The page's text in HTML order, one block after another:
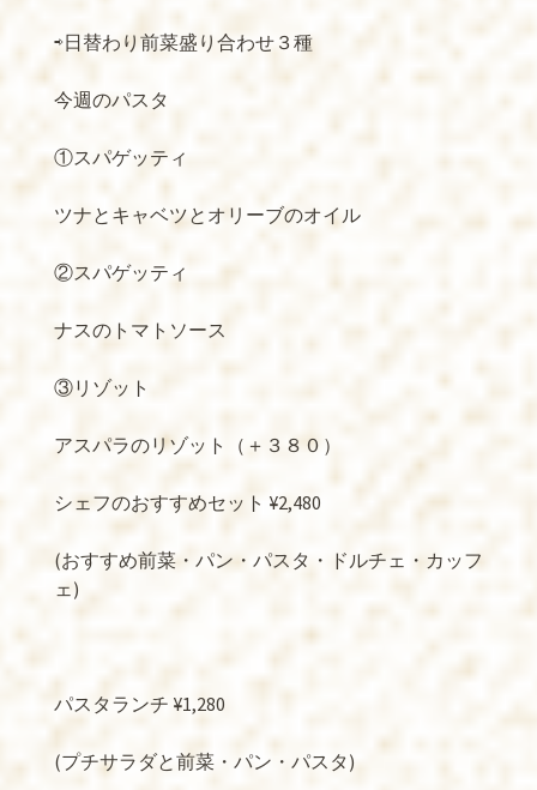
⇨日替わり前菜盛り合わせ３種
今週のパスタ
①スパゲッティ
ツナとキャベツとオリーブのオイル
②スパゲッティ
ナスのトマトソース
③リゾット
アスパラのリゾット（＋３８０）
シェフのおすすめセット ¥2,480
(おすすめ前菜・パン・パスタ・ドルチェ・カッフ
ェ)
パスタランチ ¥1,280
(プチサラダと前菜・パン・パスタ)